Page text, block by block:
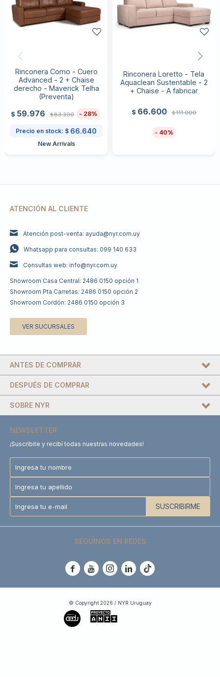
Rinconera Como - Cuero
Advanced - 2 + Chaise
derecho - Maverick Telha
(Preventa)
$ 59.976 $83.300 28
Precio en stock: $ 66.640
New Arrivals
Rinconera Loretto - Tela
Aquaclean Sustentable - 2
+ Chaise - A fabricar
$ 66.600 $111.000
40
ATENCIÓN AL CLIENTE
Atención post-venta: ayuda@nyr.com.uy
Whatsapp para consultas: 099 140 633
Consultas web: info@nyr.com.uy
Showroom Casa Central: 2486 0150 opción 1
Showroom Pta Carretas: 2486 0150 opción 2
Showroom Cordón: 2486 0150 opción 3
VER SUCURSALES
DESPUÉS DE COMPRAR
SOBRE NYR
ANTES DE COMPRAR
NEWSLETTER
¡Suscribite y recibí todas nuestras novedades!
SUSCRIBIRME
SEGUINOS EN REDES
    
© Copyright 2026 / NYR Uruguay